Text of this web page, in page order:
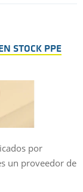
STOCK PPE
por
un proveedor de